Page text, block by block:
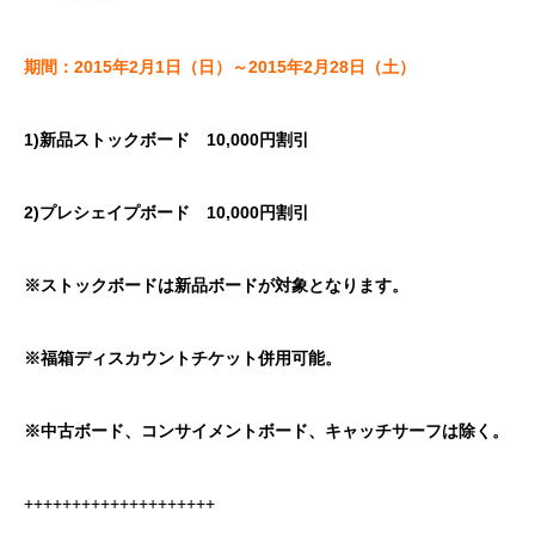
期間：2015年2月1日（日）～2015年2月28日（土）
1)新品ストックボード 10,000円割引
2)プレシェイプボード 10,000円割引
※ストックボードは新品ボードが対象となります。
※福箱ディスカウントチケット併用可能。
※中古ボード、コンサイメントボード、キャッチサーフは除く。
++++++++++++++++++++